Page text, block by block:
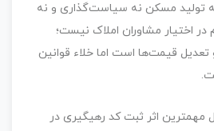
تولید مسکن نه سیاست‌گذاری و نه
اختیار مشاوران املاک نیست؛
قیمت‌ها است اما خلاء قوانین
مهمترین اثر ثبت کد رهیگیری در